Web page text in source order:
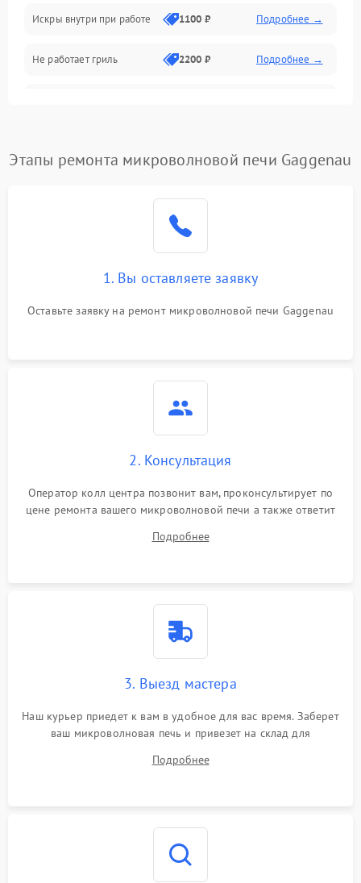
Программное обеспечение
Искры внутри при работе 1100 ₽ Подробнее →
Не работает гриль 2200 ₽ Подробнее →
Подробнее →
2200 ₽
Не работают сенсорные
1000 ₽
Этапы ремонта микроволновой печи Gaggenau
1. Вы оставляете заявку
Оставьте заявку на ремонт микроволновой печи Gaggenau
2. Консультация
Оператор колл центра позвонит вам, проконсультирует по
цене ремонта вашего микроволновой печи а также ответит
Подробнее
3. Выезд мастера
Наш курьер приедет к вам в удобное для вас время. Заберет
ваш микроволновая печь и привезет на склад для
Подробнее